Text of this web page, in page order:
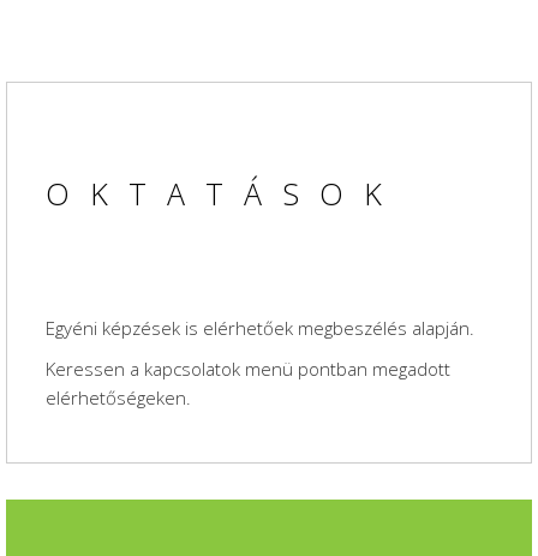
OKTATÁSOK
Egyéni képzések is elérhetőek megbeszélés alapján.
Keressen a kapcsolatok menü pontban megadott
elérhetőségeken.